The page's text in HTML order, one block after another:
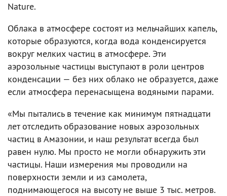
Nature.
Облака в атмосфере состоят из мельчайших капель,
которые образуются, когда вода конденсируется
вокруг мелких частиц в атмосфере. Эти
аэрозольные частицы выступают в роли центров
конденсации — без них облако не образуется, даже
если атмосфера перенасыщена водяными парами.
«Мы пытались в течение как минимум пятнадцати
лет отследить образование новых аэрозольных
частиц в Амазонии, и наш результат всегда был
равен нулю. Мы просто не могли обнаружить эти
частицы. Наши измерения мы проводили на
поверхности земли и из самолета,
поднимающегося на высоту не выше 3 тыс. метров.